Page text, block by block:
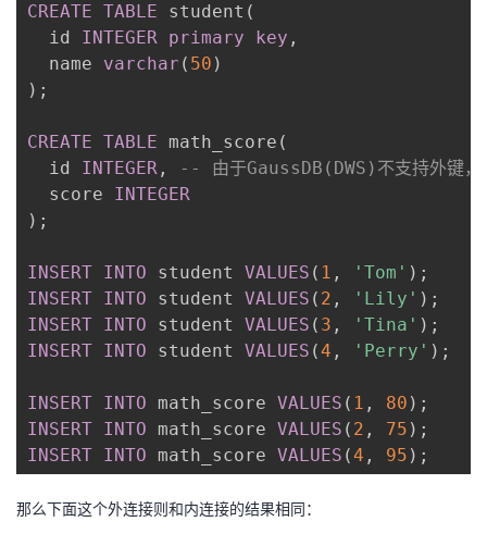
CREATE TABLE student (
  id
INTEGER primary key ,
  name
varchar ( 50 )
) ;
CREATE TABLE math_score (
  id
INTEGER ,
-- 由于GaussDB(DWS)不支持外键
  score
INTEGER
) ;
INSERT INTO student VALUES ( 1 , 'Tom' ) ;
INSERT INTO student VALUES ( 2 , 'Lily' ) ;
INSERT INTO student VALUES ( 3 , 'Tina' ) ;
INSERT INTO student VALUES (4 , 'Perry' ) ;
INSERT INTO math_score VALUES ( 1 , 80 ) ;
INSERT INTO math_score VALUES ( 2 , 75 ) ;
INSERT INTO math_score VALUES (4 , 95 ) ;
那么下面这个外连接则和内连接的结果相同：